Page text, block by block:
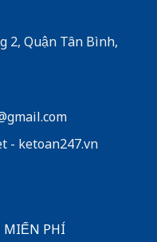
2, Quận Tân Bình,
-ketoan247.vn
PHÍ